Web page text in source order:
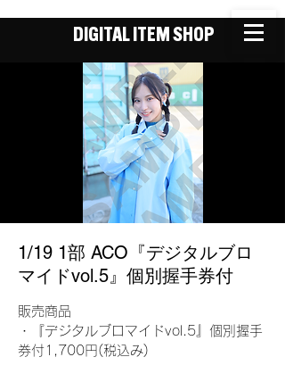
DIGITAL ITEM SHOP
1/19 1部 ACO『デジタルブロ
マイドvol.5』個別握手券付
販売商品
・『デジタルブロマイドvol.5』個別握手
券付1,700円(税込み)